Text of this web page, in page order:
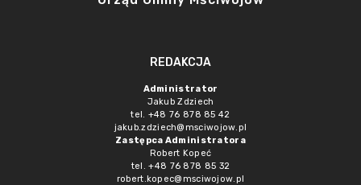
REDAKCJA
Administrator
Jakub Zdziech
tel. +48 76 878 85 42
jakub.zdziech@msciwojow.pl
Zastępca Administratora
Robert Kopeć
tel. +48 76 878 85 32
robert.kopec@msciwojow.pl